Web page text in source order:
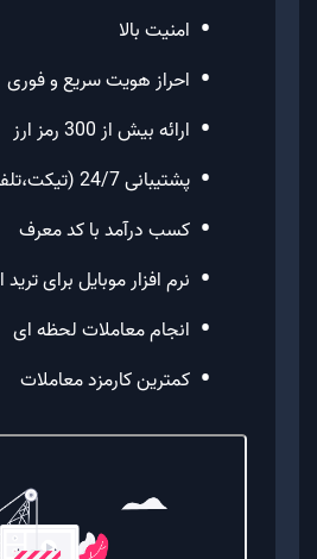
میلیون عدد است. همچنین پروتکل
پاداش ماینرها برای ساخت هر
رویداد هاوینگ در واقع با
استفاده از قوانین عرضه و تقاضا،
بدیهی است که در زمان خرید
کرد. شما با مراجعه به صفحه
موربیت، قادرید قیمت لحظه ای
مشاهده کنید.
• امنیت بالا
• احراز هویت سریع و فوری
• ارائه بیش از 300 رمز ارز
• پشتیبانی 24/7 (تیکت،تلفنی،چت آنلاین)
• کسب درآمد با کد معرف
• نرم افزار موبایل برای
• انجام معاملات لحظه ای
• کمترین کارمزد معاملات